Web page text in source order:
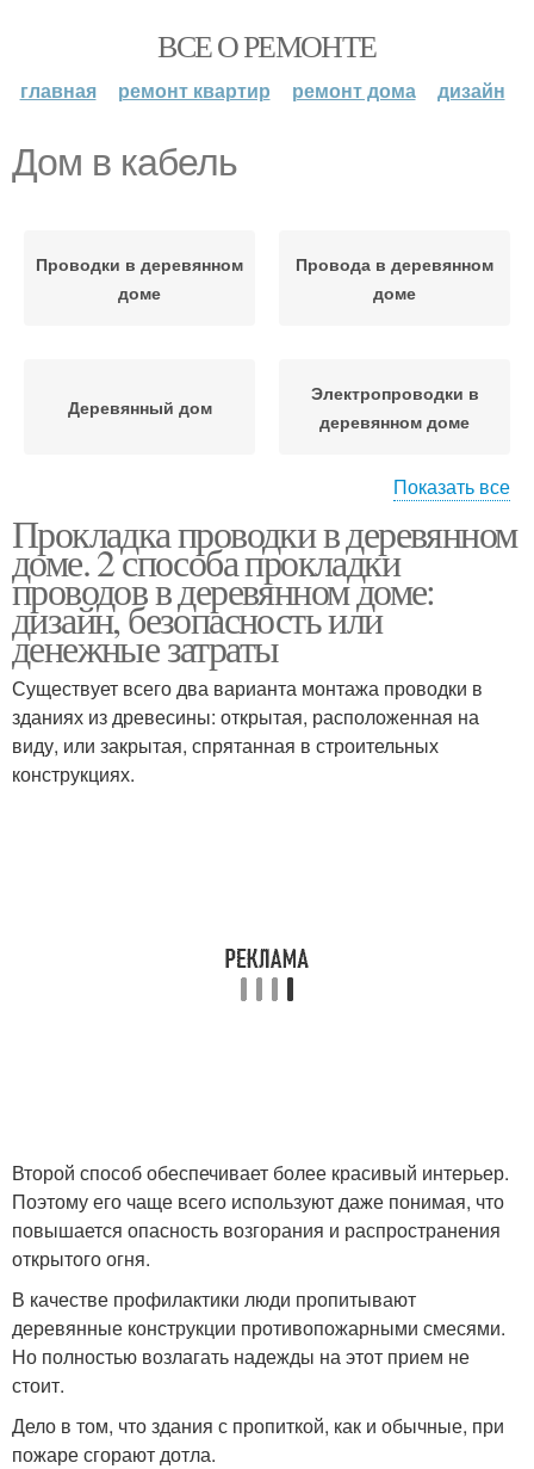
ВСЕ О РЕМОНТЕ
главная ремонт квартир ремонт дома дизайн
Дом в кабель
Проводки в деревянном
доме
Провода в деревянном
доме
Деревянный дом
Электропроводки в
деревянном доме
Проводка в деревянном
доме
деревянном доме
Дом под гипсокартоном
Показать все
Прокладка проводки в деревянном
доме. 2 способа прокладки
проводов в деревянном доме:
дизайн, безопасность или
денежные затраты
Существует всего два варианта монтажа проводки в
зданиях из древесины: открытая, расположенная на
виду, или закрытая, спрятанная в строительных
конструкциях.
Второй способ обеспечивает более красивый интерьер.
Поэтому его чаще всего используют даже понимая, что
повышается опасность возгорания и распространения
открытого огня.
В качестве профилактики люди пропитывают
деревянные конструкции противопожарными смесями.
Но полностью возлагать надежды на этот прием не
стоит.
Дело в том, что здания с пропиткой, как и обычные, при
пожаре сгорают дотла.